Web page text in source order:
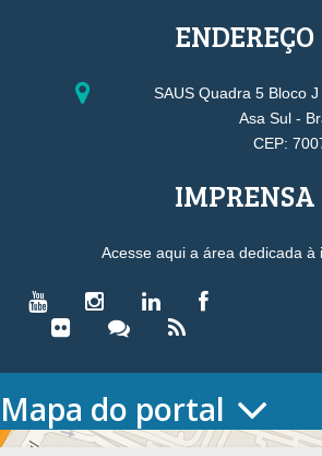
ENDEREÇO
SAUS Quadra 5 Bloco
Asa Sul -
CEP:
IMPRENSA
Acesse aqui a área dedicada à
Mapa do portal
HOME